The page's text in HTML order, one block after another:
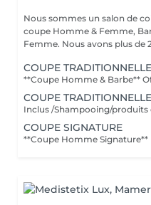
Nous sommes un salon de
coupe Homme & Femme,
Femme. Nous avons plus
COUPE
COUPE TRADITIONNELLE
Inclus /Shampooing/produits
COUPE SIGNATURE